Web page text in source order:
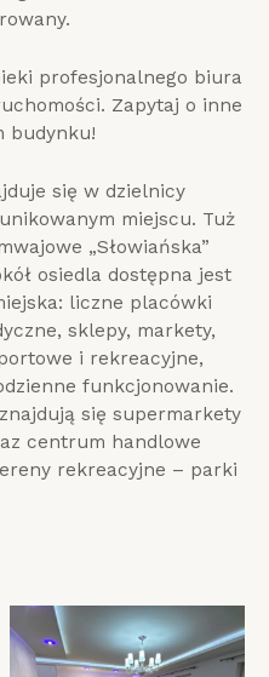
profesjonalnego biura
Zapytaj o inne
budynku!
się w dzielnicy
miejscu. Tuż
„Słowiańska”
osiedla dostępna jest
liczne placówki
sklepy, markety,
i rekreacyjne,
funkcjonowanie.
się supermarkety
centrum handlowe
rekreacyjne – parki